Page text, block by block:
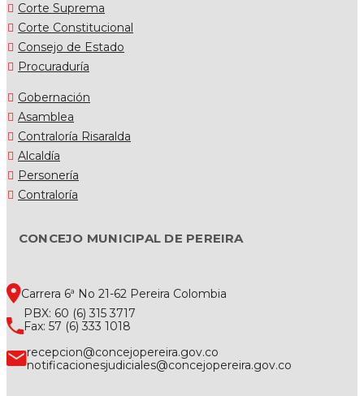
Corte Suprema
Corte Constitucional
Consejo de Estado
Procuraduría
Gobernación
Asamblea
Contraloría Risaralda
Alcaldía
Personería
Contraloría
CONCEJO MUNICIPAL DE PEREIRA
Carrera 6ª No 21-62 Pereira Colombia
PBX: 60 (6) 315 3717
Fax: 57 (6) 333 1018
recepcion@concejopereira.gov.co
notificacionesjudiciales@concejopereira.gov.co